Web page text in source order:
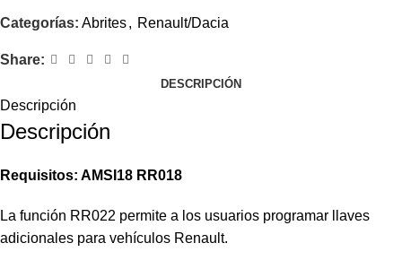
Categorías: Abrites, Renault/Dacia
Share:
DESCRIPCIÓN
Descripción
Descripción
Requisitos: AMSI18 RR018
La función RR022 permite a los usuarios programar llaves
adicionales para vehículos Renault.